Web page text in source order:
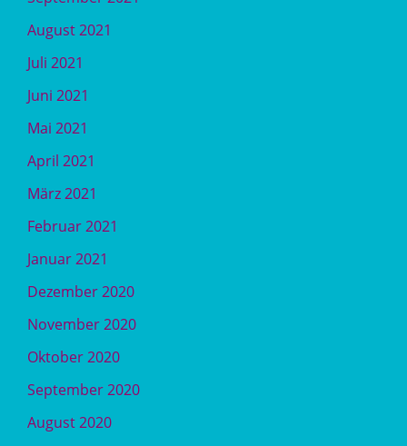
August 2021
Juli 2021
Juni 2021
Mai 2021
April 2021
März 2021
Februar 2021
Januar 2021
Dezember 2020
November 2020
Oktober 2020
September 2020
August 2020